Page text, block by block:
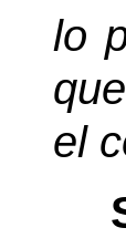
lo
el